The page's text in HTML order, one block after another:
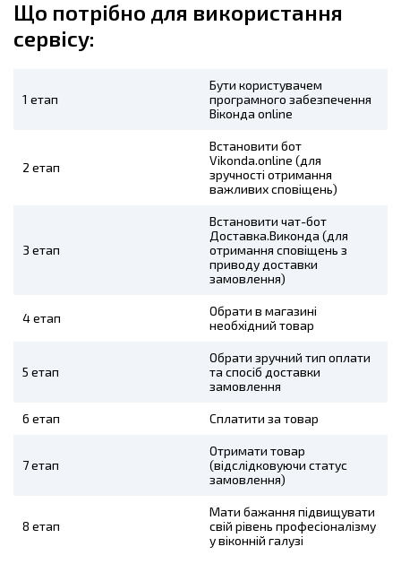
Що потрібно для використання
сервісу:
1 етап
Бути користувачем
програмного забезпечення
Віконда online
2 етап
Встановити бот
Vikonda.online (для
зручності отримання
важливих сповіщень)
3 етап
Встановити чат-бот
Доставка.Виконда (для
отримання сповіщень з
приводу доставки
замовлення)
4 етап
Обрати в магазині
необхідний товар
5 етап
Обрати зручний тип оплати
та спосіб доставки
замовлення
6 етап Сплатити за товар
7 етап
Отримати товар
(відслідковуючи статус
замовлення)
8 етап
Мати бажання підвищувати
свій рівень професіоналізму
у віконній галузі